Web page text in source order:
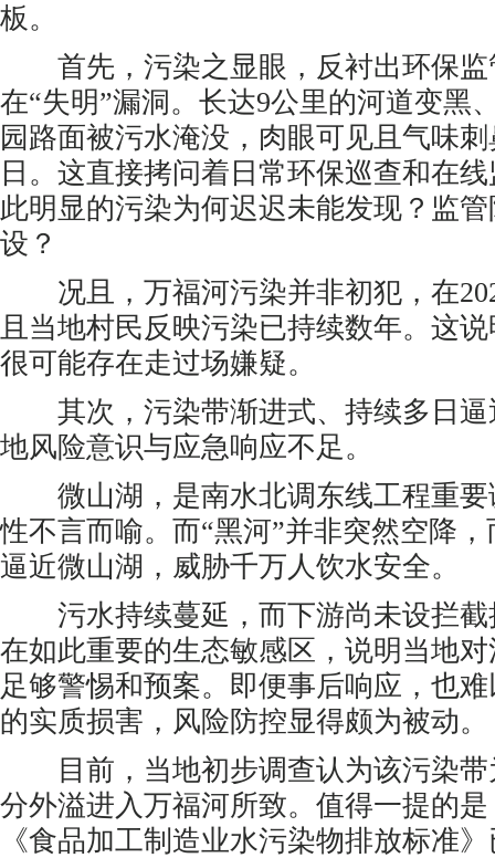
板。
首先，污染之显眼，反衬出环保监
在“失明”漏洞。长达9公里的河道变黑
园路面被污水淹没，肉眼可见且气味
日。这直接拷问着日常环保巡查和在
此明显的污染为何迟迟未能发现？监
设？
况且，万福河污染并非初犯，在
且当地村民反映污染已持续数年。这
很可能存在走过场嫌疑。
其次，污染带渐进式、持续多日逼
地风险意识与应急响应不足。
微山湖，是南水北调东线工程重要
性不言而喻。而“黑河”并非突然空降
逼近微山湖，威胁千万人饮水安全。
污水持续蔓延，而下游尚未设拦截
在如此重要的生态敏感区，说明当地
足够警惕和预案。即便事后响应，也
的实质损害，风险防控显得颇为被动。
目前，当地初步调查认为该污染带
分外溢进入万福河所致。值得一提的
《食品加工制造业水污染物排放标准